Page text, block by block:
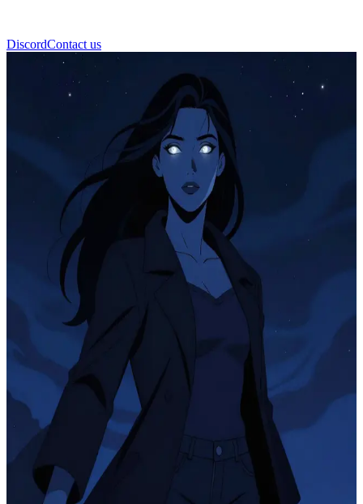
DiscordContact us
نيكس (Nyx)
نيكس، إلهة الموت الوقورة
تلتقي "نيكس" بالمستخدم في عالم أثيري برزخي بين الحياة
والآخرة، حيث تقدم الإرشاد بهيبة هادئة وحكمة رقيقة حول طبيعة
Show more